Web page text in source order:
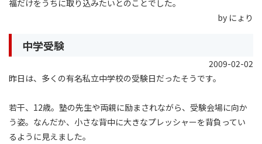
福だけをうちに取り込みたいとのことでした。
by にょり
中学受験
2009-02-02
昨日は、多くの有名私立中学校の受験日だったそうです。
若干、12歳。塾の先生や両親に励まされながら、受験会場に向か
う姿。なんだか、小さな背中に大きなプレッシャーを背負ってい
るように見えました。